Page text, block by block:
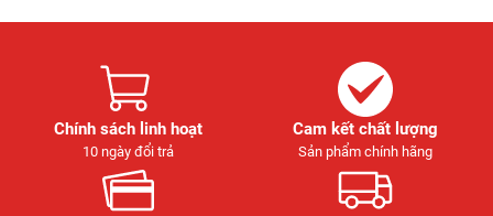
Chính sách linh hoạt
10 ngày đổi trả
Cam kết chất lượng
Sản phẩm chính hãng